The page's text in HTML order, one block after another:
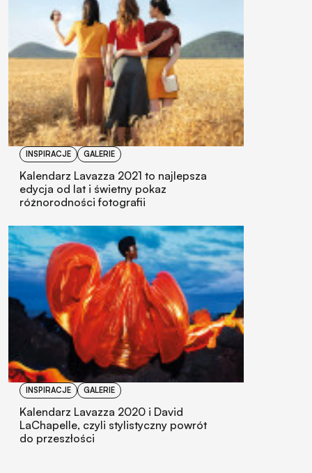
INSPIRACJE GALERIE
Kalendarz Lavazza 2021 to najlepsza
edycja od lat i świetny pokaz
różnorodności fotografii
INSPIRACJE GALERIE
Kalendarz Lavazza 2020 i David
LaChapelle, czyli stylistyczny powrót
do przeszłości